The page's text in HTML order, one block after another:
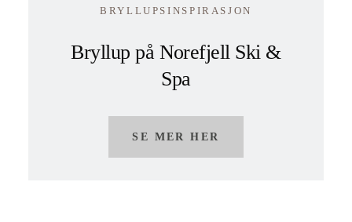
BRYLLUPSINSPIRASJON
Bryllup på Norefjell Ski &
Spa
SE MER HER